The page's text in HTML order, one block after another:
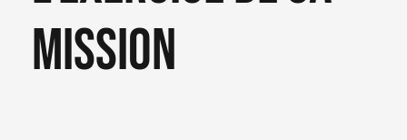
mission